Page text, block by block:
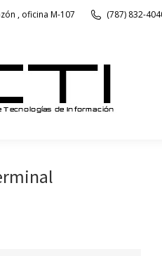
, oficina M-107 (787) 832-